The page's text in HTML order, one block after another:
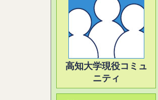
高知大学現役コミュ
ニティ